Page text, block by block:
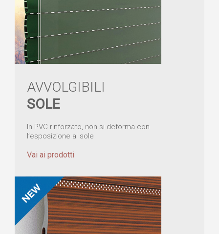
AVVOLGIBILI
SOLE
In PVC rinforzato, non si deforma con
l’esposizione al sole
Vai ai prodotti